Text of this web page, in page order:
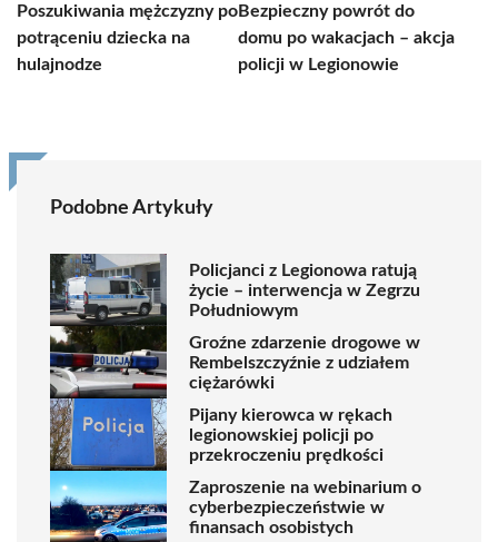
Poszukiwania mężczyzny po
potrąceniu dziecka na
hulajnodze
Bezpieczny powrót do
domu po wakacjach – akcja
policji w Legionowie
Podobne Artykuły
Policjanci z Legionowa ratują
życie – interwencja w Zegrzu
Południowym
Groźne zdarzenie drogowe w
Rembelszczyźnie z udziałem
ciężarówki
Pijany kierowca w rękach
legionowskiej policji po
przekroczeniu prędkości
Zaproszenie na webinarium o
cyberbezpieczeństwie w
finansach osobistych